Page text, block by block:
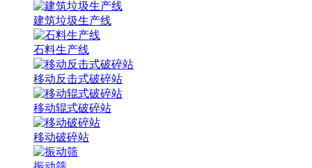
建筑垃圾生产线
石料生产线
移动反击式破碎站
移动辊式破碎站
移动破碎站